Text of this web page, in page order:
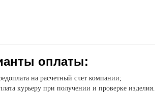
оплаты:
на расчетный счет компании;
курьеру при получении и проверке изделия.